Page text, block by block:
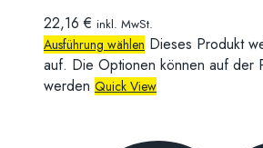
22,16€ inkl. MwSt.
Ausführung wählen Dieses Produkt
auf. Die Optionen können auf der
werden Quick View